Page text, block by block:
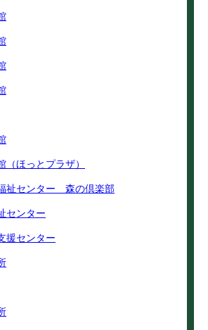
（ほっとプラザ）
祉センター 森の倶楽部
センター
援センター